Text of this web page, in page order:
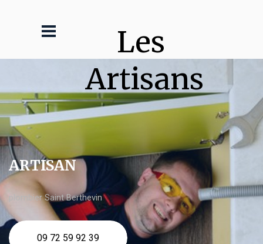
Les
Artisans
ARTISAN
plombier Saint Berthevin
09 72 59 92 39